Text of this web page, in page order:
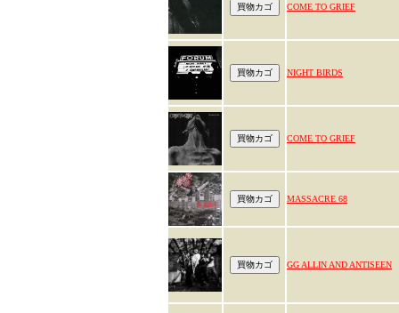
COME TO GRIEF
NIGHT BIRDS
COME TO GRIEF
MASSACRE 68
GG ALLIN AND ANTISEEN